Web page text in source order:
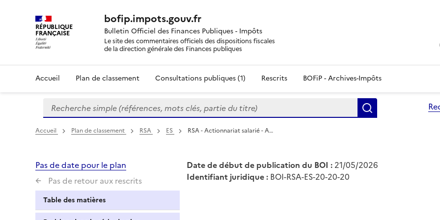
RÉPUBLIQUE
FRANÇAISE
bofip.impots.gouv.fr
Bulletin Officiel des Finances Publiques - Impôts
Le site des commentaires officiels des dispositions fiscales
de la direction générale des Finances publiques
Accueil Plan de classement Consultations publiques (1) Rescrits BOFiP - Archives-Impôts
Formulaire
de
recherche
Recherche simple (références, mots clés, partie du titre)
Accueil Plan de classement RSA ES RSA - Actionnariat salarié - A…
Pas de date pour le plan
Pas de retour aux rescrits
Table des matières
Date de début de publication du BOI : 21/05/2026
Identifiant juridique : BOI-RSA-ES-20-20-20